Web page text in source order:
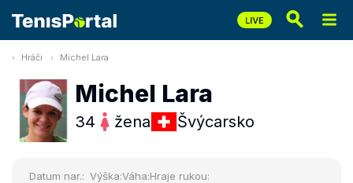
Hráči Michel Lara
Michel Lara
34 žena Švýcarsko
Datum nar.: Výška:Váha:Hraje rukou: